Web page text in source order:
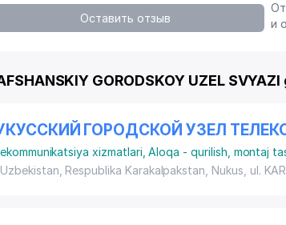
Оставить отзыв
и
GORODSKOY UZEL
ГОРОДСКОЙ УЗЕЛ
xizmatlari ,Aloqa - qurilish, montaj
Uzbekistan, Respublika Karakalpakstan, Nukus, ul.